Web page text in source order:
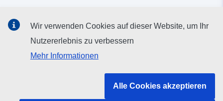
Suche nach EUSocial-Media-Kanäle
Organe und Einrichtungen der EU
Wir verwenden Cookies auf dieser Website, um Ihr
Nutzererlebnis zu verbessern
Mehr Informationen
Alle Cookies akzeptieren